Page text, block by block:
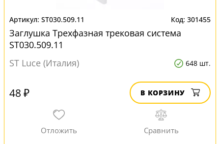
ST030.509.11 301455
Заглушка Трехфазная трековая система
ST030.509.11
ST Luce (Италия)
648 шт.
48 ₽ В КОРЗИНУ